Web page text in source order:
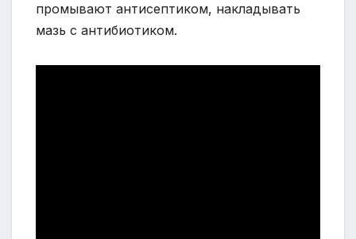
промывают антисептиком, накладывать
мазь с антибиотиком.